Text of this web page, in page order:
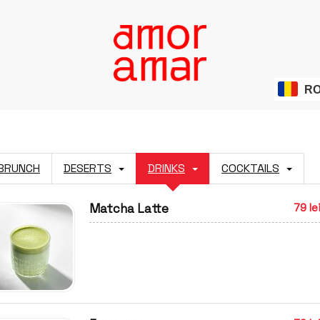
DESERTS DRINKS COCKTAILS
Matcha Latte 79 lei